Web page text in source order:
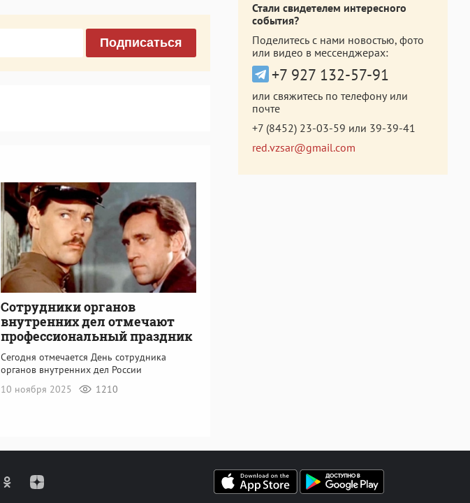
Подписаться
Сотрудники органов
внутренних дел отмечают
профессиональный праздник
Сегодня отмечается День сотрудника
органов внутренних дел России
10 ноября 2025
1210
Стали свидетелем интересного
события?
Поделитесь с нами новостью, фото
или видео в мессенджерах:
+7 927 132-57-91
или свяжитесь по телефону или
почте
+7 (8452) 23-03-59 или 39-39-41
red.vzsar@gmail.com